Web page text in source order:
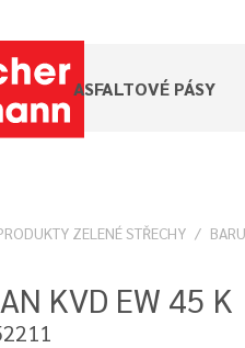
ASFALTOVÉ PÁSY
ZELENÉ STŘECHY
KVD EW 45 K